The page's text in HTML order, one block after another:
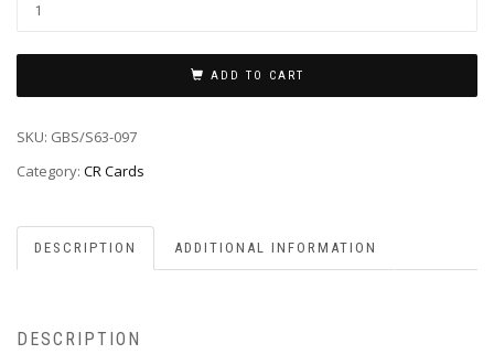
ADD TO CART
SKU: GBS/S63-097
Category: CR Cards
DESCRIPTION ADDITIONAL INFORMATION
DESCRIPTION